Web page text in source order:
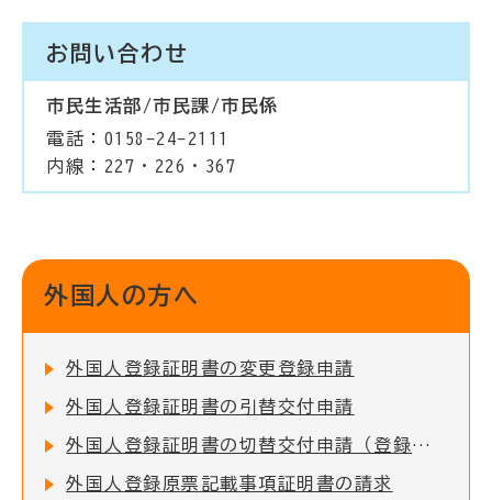
お問い合わせ
市民生活部/市民課/市民係
電話：0158-24-2111
内線：227・226・367
外国人の方へ
外国人登録証明書の変更登録申請
外国人登録証明書の引替交付申請
外国人登録証明書の切替交付申請（登録事項の確認申請）
外国人登録原票記載事項証明書の請求